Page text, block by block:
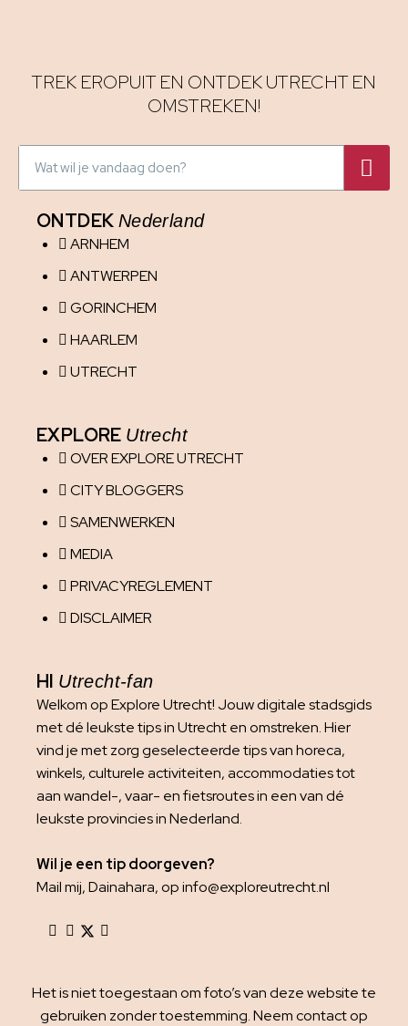
TREK EROPUIT EN ONTDEK UTRECHT EN
OMSTREKEN!
ONTDEK Nederland
ARNHEM
ANTWERPEN
GORINCHEM
HAARLEM
UTRECHT
EXPLORE Utrecht
OVER EXPLORE UTRECHT
CITY BLOGGERS
SAMENWERKEN
MEDIA
PRIVACYREGLEMENT
DISCLAIMER
HI Utrecht-fan
Welkom op Explore Utrecht! Jouw digitale stadsgids
met dé leukste tips in Utrecht en omstreken. Hier
vind je met zorg geselecteerde tips van horeca,
winkels, culturele activiteiten, accommodaties tot
aan wandel-, vaar- en fietsroutes in een van dé
leukste provincies in Nederland.
Wil je een tip doorgeven?
Mail mij, Dainahara, op info@exploreutrecht.nl
Het is niet toegestaan om foto’s van deze website te
gebruiken zonder toestemming. Neem contact op